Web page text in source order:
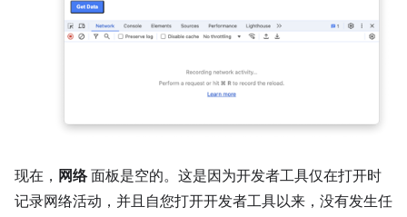
现在， 网络面板是空的。这是因为开发者工具仅在打开时
记录网络活动，并且自您打开开发者工具以来，没有发生任